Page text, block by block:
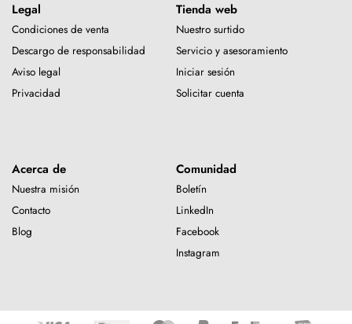
Legal
Condiciones de venta
Descargo de responsabilidad
Aviso legal
Privacidad
Tienda web
Nuestro surtido
Servicio y asesoramiento
Iniciar sesión
Solicitar cuenta
Acerca de
Nuestra misión
Contacto
Blog
Comunidad
Boletín
LinkedIn
Facebook
Instagram